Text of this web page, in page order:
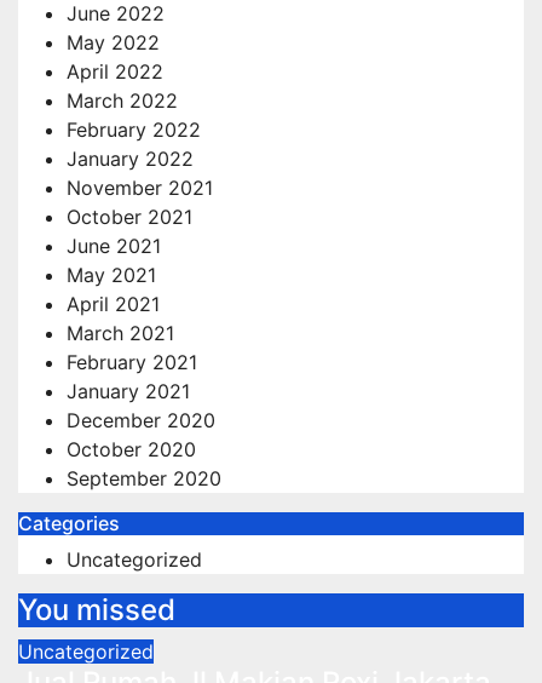
June 2022
May 2022
April 2022
March 2022
February 2022
January 2022
November 2021
October 2021
June 2021
May 2021
April 2021
March 2021
February 2021
January 2021
December 2020
October 2020
September 2020
Categories
Uncategorized
You missed
Uncategorized